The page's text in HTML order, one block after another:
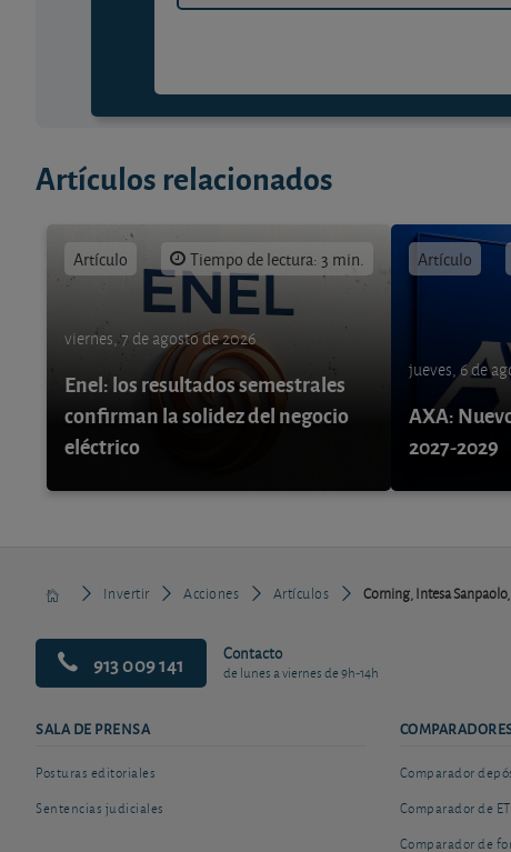
Artículos relacionados
Artículo Tiempo de lectura: 3 min.
viernes, 7 de agosto de 2026
Enel: los resultados semestrales
confirman la solidez del negocio
eléctrico
Artículo
jueves, 6 de
AXA:
2027-2029
Invertir Acciones Artículos Corning, Intesa
913 009 141 Contacto
de lunes a viernes de 9h-14h
SALA DE PRENSA
Posturas editoriales
Sentencias judiciales
Comparador
Comparador de
Comparador de